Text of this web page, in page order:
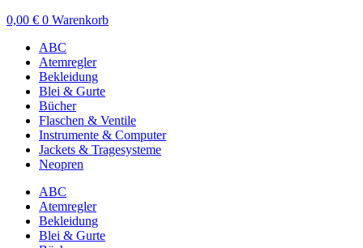
0,00 € 0 Warenkorb
ABC
Atemregler
Bekleidung
Blei & Gurte
Bücher
Flaschen & Ventile
Instrumente & Computer
Jackets & Tragesysteme
Neopren
ABC
Atemregler
Bekleidung
Blei & Gurte